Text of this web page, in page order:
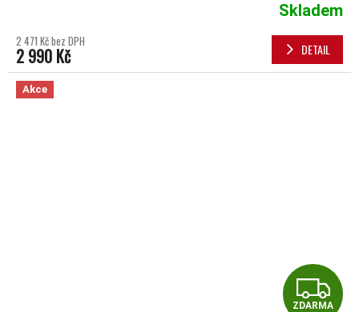
Skladem
2 471 Kč bez DPH
2 990 Kč DETAIL
Akce
ZDARMA